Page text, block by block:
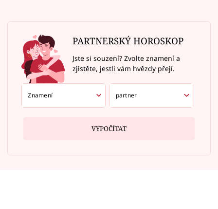
PARTNERSKÝ HOROSKOP
Jste si souzení? Zvolte znamení a
zjistěte, jestli vám hvězdy přejí.
VYPOČÍTAT